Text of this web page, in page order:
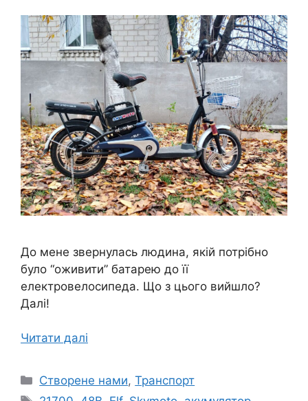
До мене звернулась людина, якій потрібно
було “оживити” батарею до її
електровелосипеда. Що з цього вийшло?
Далі!
Читати далі
Категорії
Створене нами,Транспорт